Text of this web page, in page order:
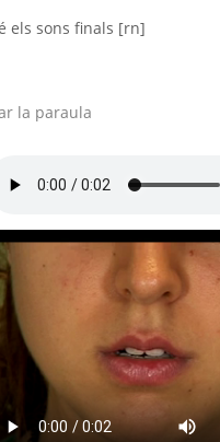
els sons finals [rn]
la paraula